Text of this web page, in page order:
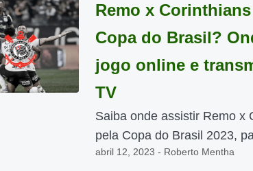
Remo x
Copa do Brasil?
jogo online e
TV
Saiba onde assistir Remo x
pela Copa do Brasil 2023,
abril 12, 2023 - Roberto Mentha